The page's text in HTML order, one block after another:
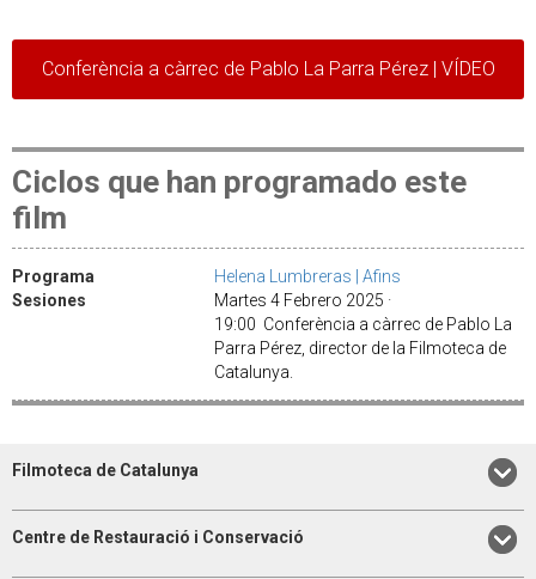
Conferència a càrrec de Pablo La Parra Pérez | VÍDEO
Ciclos que han programado este
film
Programa
Helena Lumbreras | Afins
Sesiones
Martes 4 Febrero 2025 ·
19:00 Conferència a càrrec de Pablo La
Parra Pérez, director de la Filmoteca de
Catalunya.
Filmoteca de Catalunya
Centre de Restauració i Conservació